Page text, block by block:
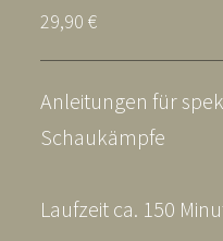
29,90 €
Anleitungen für
Schaukämpfe
Laufzeit ca. 150